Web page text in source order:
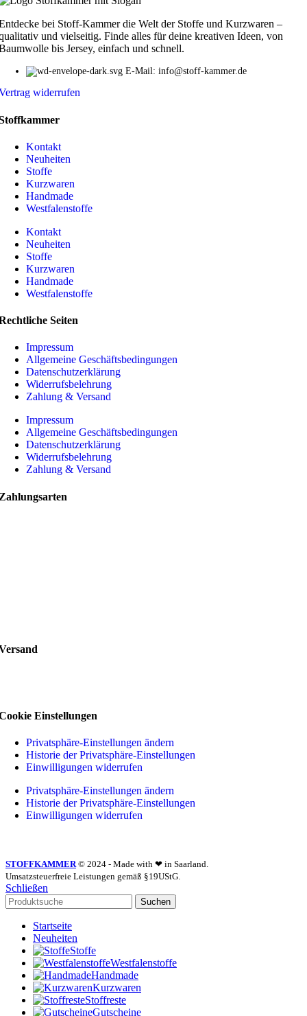
bei Stoff-Kammer die Welt der Stoffe und Kurzwaren –
und vielseitig. Finde alles für deine kreativen Ideen, von
bis Jersey, einfach und schnell.
E-Mail: info@stoff-kammer.de
widerrufen
Kontakt
Neuheiten
Stoffe
Kurzwaren
Handmade
Westfalenstoffe
Kontakt
Neuheiten
Stoffe
Kurzwaren
Handmade
Westfalenstoffe
Seiten
Impressum
Allgemeine Geschäftsbedingungen
Datenschutzerklärung
Widerrufsbelehrung
Zahlung & Versand
Impressum
Allgemeine Geschäftsbedingungen
Datenschutzerklärung
Widerrufsbelehrung
Zahlung & Versand
Einstellungen
Privatsphäre-Einstellungen ändern
Historie der Privatsphäre-Einstellungen
Einwilligungen widerrufen
Privatsphäre-Einstellungen ändern
Historie der Privatsphäre-Einstellungen
Einwilligungen widerrufen
STOFFKAMMER© 2024 - Made with ❤ in Saarland.
Umsatzsteuerfreie Leistungen gemäß §19UStG.
Schließen
Suchen
Startseite
Neuheiten
Stoffe
Westfalenstoffe
Handmade
Kurzwaren
Stoffreste
Gutscheine